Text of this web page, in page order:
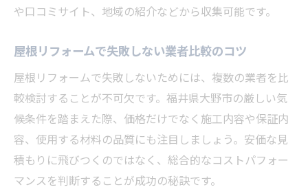
や口コミサイト、地域の紹介などから収集可能です。
屋根リフォームで失敗しない業者比較のコツ
屋根リフォームで失敗しないためには、複数の業者を比
較検討することが不可欠です。福井県大野市の厳しい気
候条件を踏まえた際、価格だけでなく施工内容や保証内
容、使用する材料の品質にも注目しましょう。安価な見
積もりに飛びつくのではなく、総合的なコストパフォー
マンスを判断することが成功の秘訣です。